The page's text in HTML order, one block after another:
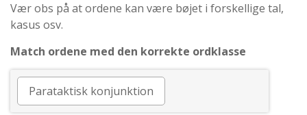
Vær obs på at ordene kan være bøjet i forskellige tal,
kasus osv.
Match ordene med den korrekte ordklasse
Parataktisk konjunktion